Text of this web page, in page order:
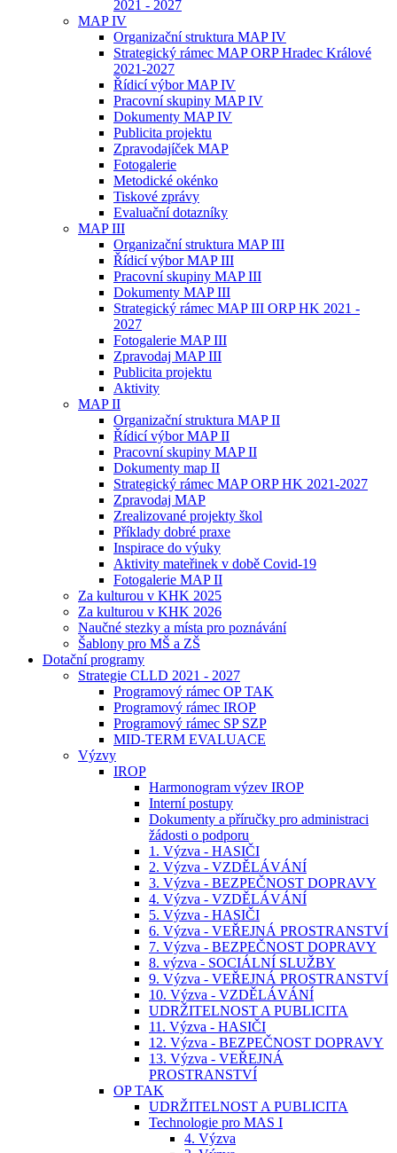
2021 - 2027
MAP IV
Organizační struktura MAP IV
Strategický rámec MAP ORP Hradec Králové
2021-2027
Řídicí výbor MAP IV
Pracovní skupiny MAP IV
Dokumenty MAP IV
Publicita projektu
Zpravodajíček MAP
Fotogalerie
Metodické okénko
Tiskové zprávy
Evaluační dotazníky
MAP III
Organizační struktura MAP III
Řídicí výbor MAP III
Pracovní skupiny MAP III
Dokumenty MAP III
Strategický rámec MAP III ORP HK 2021 -
2027
Fotogalerie MAP III
Zpravodaj MAP III
Publicita projektu
Aktivity
MAP II
Organizační struktura MAP II
Řídicí výbor MAP II
Pracovní skupiny MAP II
Dokumenty map II
Strategický rámec MAP ORP HK 2021-2027
Zpravodaj MAP
Zrealizované projekty škol
Příklady dobré praxe
Inspirace do výuky
Aktivity mateřinek v době Covid-19
Fotogalerie MAP II
Za kulturou v KHK 2025
Za kulturou v KHK 2026
Naučné stezky a místa pro poznávání
Šablony pro MŠ a ZŠ
Dotační programy
Strategie CLLD 2021 - 2027
Programový rámec OP TAK
Programový rámec IROP
Programový rámec SP SZP
MID-TERM EVALUACE
Výzvy
IROP
Harmonogram výzev IROP
Interní postupy
Dokumenty a příručky pro administraci
žádosti o podporu
1. Výzva - HASIČI
2. Výzva - VZDĚLÁVÁNÍ
3. Výzva - BEZPEČNOST DOPRAVY
4. Výzva - VZDĚLÁVÁNÍ
5. Výzva - HASIČI
6. Výzva - VEŘEJNÁ PROSTRANSTVÍ
7. Výzva - BEZPEČNOST DOPRAVY
8. výzva - SOCIÁLNÍ SLUŽBY
9. Výzva - VEŘEJNÁ PROSTRANSTVÍ
10. Výzva - VZDĚLÁVÁNÍ
UDRŽITELNOST A PUBLICITA
11. Výzva - HASIČI
12. Výzva - BEZPEČNOST DOPRAVY
13. Výzva - VEŘEJNÁ
PROSTRANSTVÍ
OP TAK
UDRŽITELNOST A PUBLICITA
Technologie pro MAS I
4. Výzva